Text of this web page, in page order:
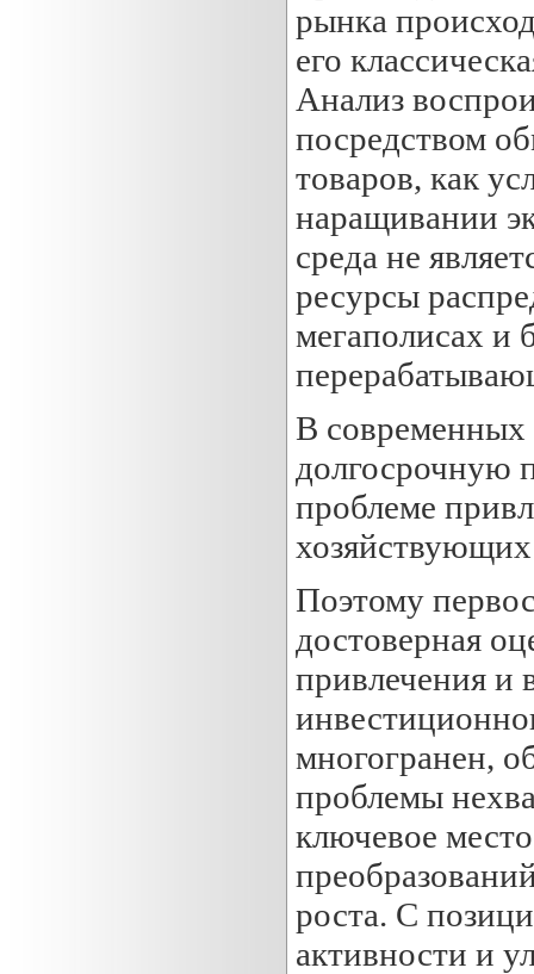
рынка
его
Анализ
посредством
товаров, как
наращивании
среда не
ресурсы
мегаполисах и
В современных
долгосрочную
проблеме
хозяйствующих
Поэтому
достоверная
привлечения и
многогранен,
проблемы
ключевое
роста. С
активности и